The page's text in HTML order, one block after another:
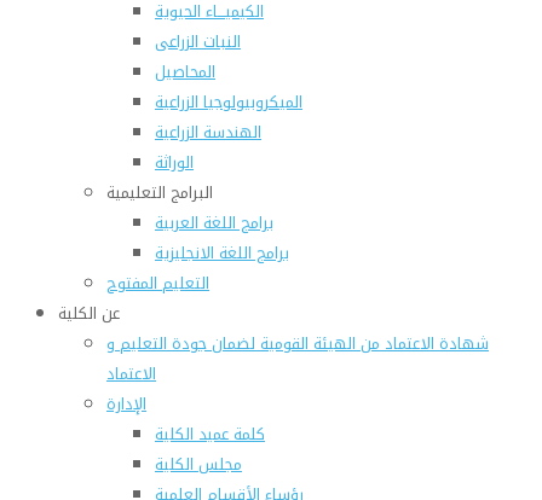
الكيميـــاء الحيوية
النبات الزراعى
المحاصيل
الميكروبيولوجيا الزراعية
الهندسة الزراعية
الوراثة
البرامج التعليمية
برامج اللغة العربية
برامج اللغة الانجليزية
التعليم المفتوح
عن الكلية
شهادة الاعتماد من الهيئة القومية لضمان جودة التعليم و
الاعتماد
الإدارة
كلمة عميد الكلية
مجلس الكلية